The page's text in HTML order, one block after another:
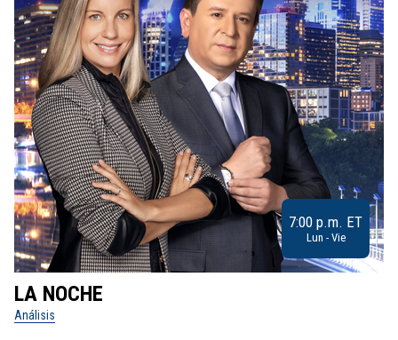
7:00 p.m. ET
Lun - Vie
LA NOCHE
Análisis